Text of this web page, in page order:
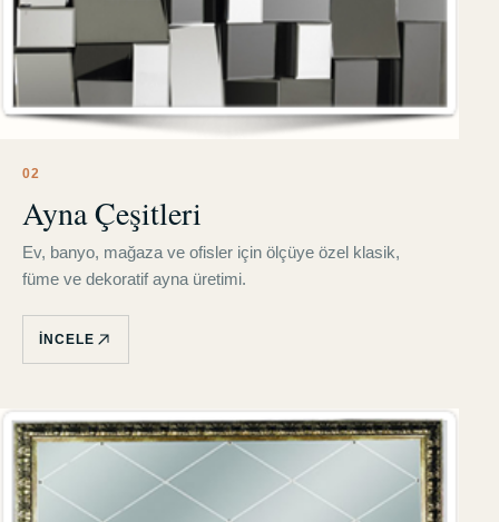
02
Ayna Çeşitleri
Ev, banyo, mağaza ve ofisler için ölçüye özel klasik,
füme ve dekoratif ayna üretimi.
İNCELE